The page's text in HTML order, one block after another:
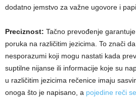
dodatno jemstvo za važne ugovore i
Preciznost: Tačno prevođenje
poruka na različitim jezicima. To znači
nesporazumi koji mogu nastati kada
suptilne nijanse ili informacije koje su
u različitim jezicima rečenice imaju
onoga što je napisano, a pojedine reči